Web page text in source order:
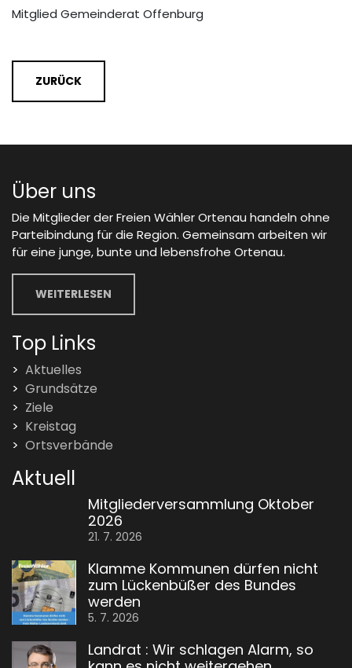
Mitglied Gemeinderat Offenburg
ZURÜCK
Über uns
Die Mitglieder der Freien Wähler Ortenau handeln ohne
Parteibindung für die Region. Gemeinsam arbeiten wir
für eine junge, bunte und lebensfrohe Ortenau.
WEITERLESEN
Top Links
Aktuelles
Grundsätze
Ziele
Kreistag
Ortsverbände
Aktuell
Mitgliederversammlung Oktober
2026
21. 7. 2026
Klamme Kommunen dürfen nicht
zum Lückenbüßer des Bundes
werden
5. 7. 2026
Landrat : Wir schlagen Alarm, so